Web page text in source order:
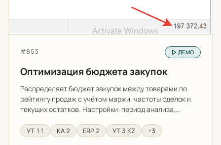
Артикул:
#853 ДЕМО
Оптимизация бюджета закупок
Распределяет бюджет закупок между товарами по
рейтингу продаж с учётом маржи, частоты сделок и
текущих остатков. Настройки: период анализа,…
УТ 11 КА 2 ERP 2 УТ 3 KZ +3